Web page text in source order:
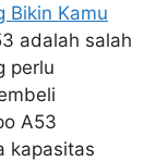
Bikin Kamu
adalah salah
perlu
A53
kapasitas